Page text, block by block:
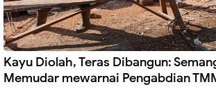
Kayu Diolah, Teras Dibangun:
Memudar mewarnai Pengabdian